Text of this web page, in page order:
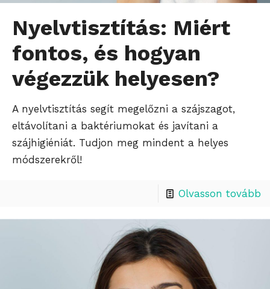
Nyelvtisztítás: Miért
fontos, és hogyan
végezzük helyesen?
A nyelvtisztítás segít megelőzni a szájszagot,
eltávolítani a baktériumokat és javítani a
szájhigiéniát. Tudjon meg mindent a helyes
módszerekről!
Olvasson tovább